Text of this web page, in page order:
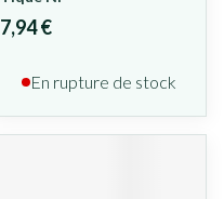
7,94 €
En rupture de stock